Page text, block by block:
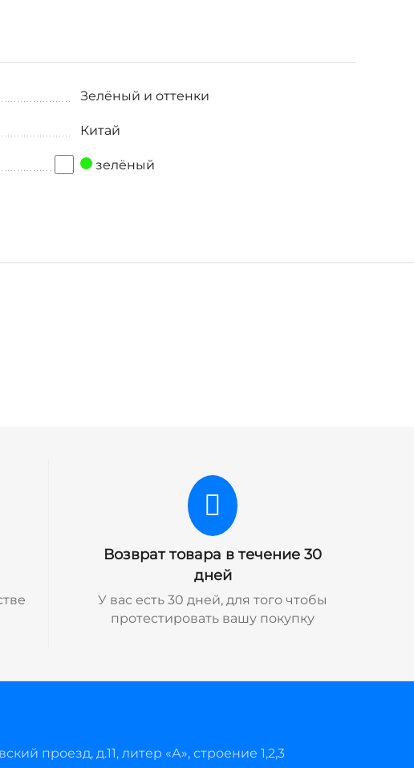
Зелёный и оттенки
Китай
зелёный
Возврат товара в течение 30
дней
У вас есть 30 дней, для того чтобы
протестировать вашу покупку
проезд, д.11, литер «А», строение 1,2,3